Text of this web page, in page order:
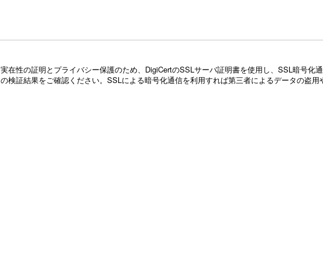
実在性の証明とプライバシー保護のため、DigiCertのSSLサーバ証明書を使用し、SSL暗号
の検証結果をご確認ください。SSLによる暗号化通信を利用すれば第三者によるデータの盗